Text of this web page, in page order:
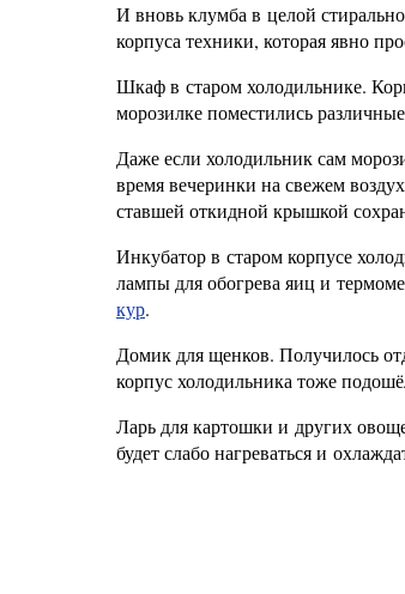
И вновь клумба в целой
корпуса техники, которая явно
Шкаф в старом холодильнике.
морозилке поместились
Даже если холодильник сам
время вечеринки на свежем
ставшей откидной крышкой
Инкубатор в старом корпусе
лампы для обогрева яиц и
кур.
Домик для щенков. Получилось
корпус холодильника тоже
Ларь для картошки и других
будет слабо нагреваться и